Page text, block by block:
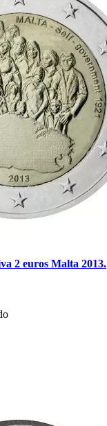
2 euros Malta 2013.